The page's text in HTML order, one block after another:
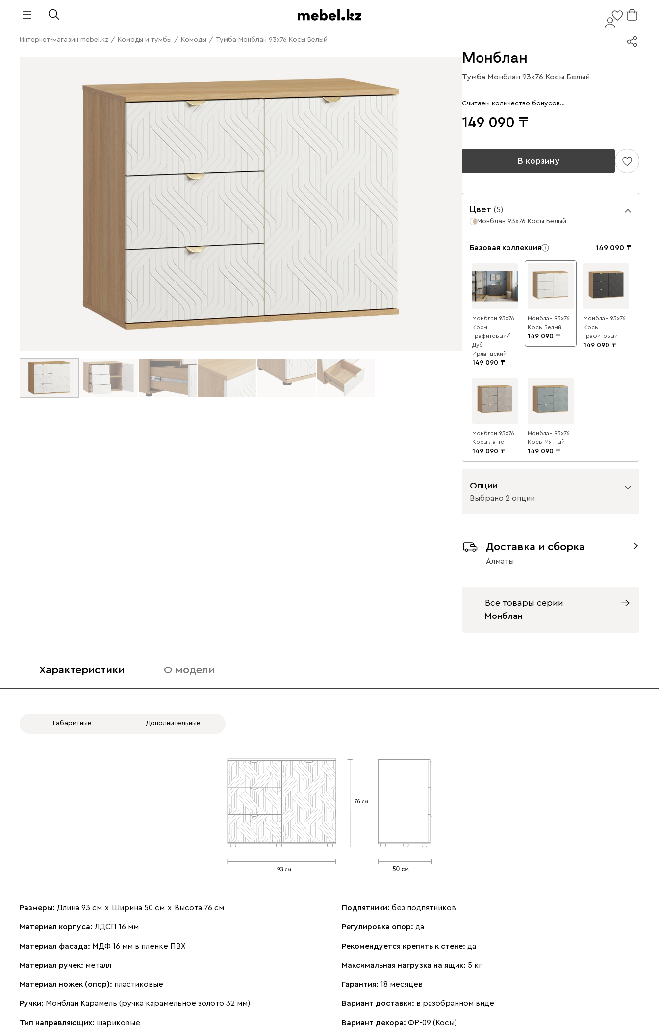
Интернет-магазин mebel.kz / Комоды и тумбы / Комоды / Тумба Монблан 93x76 Косы Белый
Монблан
Тумба Монблан 93x76 Косы Белый
Считаем количество бонусов…
149 090
В корзину
Цвет (5)
Монблан 93x76 Косы Белый
Базовая коллекция 149 090
Монблан 93x76
Косы
Графитовый/
Дуб
Ирландский
149 090
Монблан 93x76
Косы Белый
149 090
Монблан 93x76
Косы
Графитовый
149 090
Монблан 93x76
Косы Латте
149 090
Монблан 93x76
Косы Мятный
149 090
Опции
Выбрано 2 опции
без доводчиков с доводчиками
Доставка и сборка
Алматы
Все товары серии
Монблан
Характеристики О модели
Габаритные Дополнительные
Размеры: Длина 93 см х Ширина 50 см х Высота 76 см
Материал корпуса: ЛДСП 16 мм
Материал фасада: МДФ 16 мм в пленке ПВХ
Материал ручек: металл
Материал ножек (опор): пластиковые
Ручки: Монблан Карамель (ручка карамельное золото 32 мм)
Тип направляющих: шариковые
Подпятники: без подпятников
Регулировка опор: да
Рекомендуется крепить к стене: да
Максимальная нагрузка на ящик: 5 кг
Гарантия: 18 месяцев
Вариант доставки: в разобранном виде
Вариант декора: ФР-09 (Косы)